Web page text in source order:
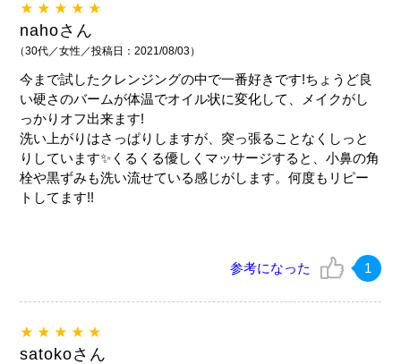
★★★★★
nahoさん
（30代／女性／投稿日：2021/08/03）
今まで試したクレンジングの中で一番好きです!ちょうど良
い硬さのバームが体温でオイル状に変化して、メイクがし
っかりオフ出来ます!
洗い上がりはさっぱりしますが、突っ張ることなくしっと
りしています✨くるくる優しくマッサージすると、小鼻の角
栓や黒ずみも洗い流せている感じがします。何度もリピー
トしてます!!
参考になった 1
★★★★★
satokoさん